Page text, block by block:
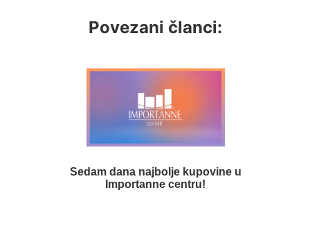
Povezani članci:
Sedam dana najbolje kupovine u
Importanne centru!